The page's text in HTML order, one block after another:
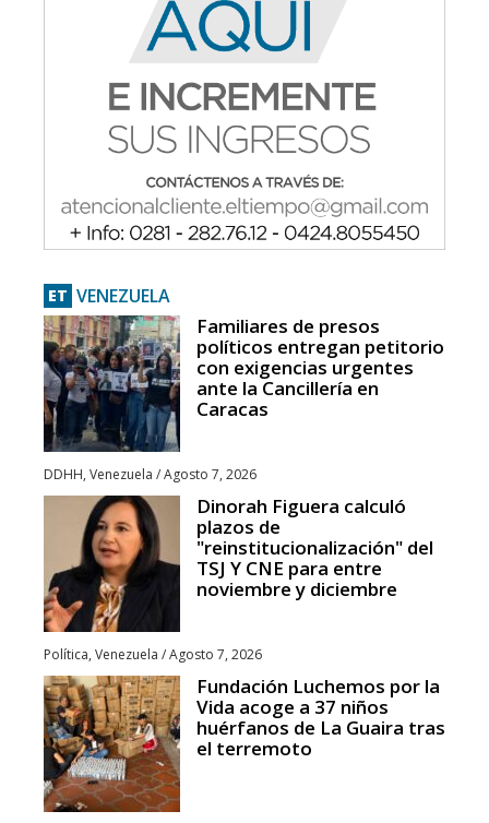
ET VENEZUELA
Familiares de presos
políticos entregan petitorio
con exigencias urgentes
ante la Cancillería en
Caracas
DDHH, Venezuela /Agosto 7, 2026
Dinorah Figuera calculó
plazos de
"reinstitucionalización" del
TSJ Y CNE para entre
noviembre y diciembre
Política, Venezuela /Agosto 7, 2026
Fundación Luchemos por la
Vida acoge a 37 niños
huérfanos de La Guaira tras
el terremoto